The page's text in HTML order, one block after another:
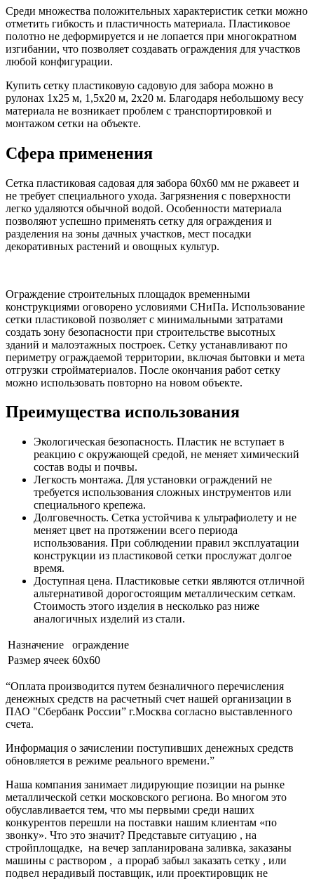
Среди множества положительных характеристик сетки можно
отметить гибкость и пластичность материала. Пластиковое
полотно не деформируется и не лопается при многократном
изгибании, что позволяет создавать ограждения для участков
любой конфигурации.
Купить сетку пластиковую садовую для забора можно в
рулонах 1х25 м, 1,5х20 м, 2х20 м. Благодаря небольшому весу
материала не возникает проблем с транспортировкой и
монтажом сетки на объекте.
Сфера применения
Сетка пластиковая садовая для забора 60х60 мм не ржавеет и
не требует специального ухода. Загрязнения с поверхности
легко удаляются обычной водой. Особенности материала
позволяют успешно применять сетку для ограждения и
разделения на зоны дачных участков, мест посадки
декоративных растений и овощных культур.
Ограждение строительных площадок временными
конструкциями оговорено условиями СНиПа. Использование
сетки пластиковой позволяет с минимальными затратами
создать зону безопасности при строительстве высотных
зданий и малоэтажных построек. Сетку устанавливают по
периметру ограждаемой территории, включая бытовки и мета
отгрузки стройматериалов. После окончания работ сетку
можно использовать повторно на новом объекте.
Преимущества использования
Экологическая безопасность. Пластик не вступает в
реакцию с окружающей средой, не меняет химический
состав воды и почвы.
Легкость монтажа. Для установки ограждений не
требуется использования сложных инструментов или
специального крепежа.
Долговечность. Сетка устойчива к ультрафиолету и не
меняет цвет на протяжении всего периода
использования. При соблюдении правил эксплуатации
конструкции из пластиковой сетки прослужат долгое
время.
Доступная цена. Пластиковые сетки являются отличной
альтернативой дорогостоящим металлическим сеткам.
Стоимость этого изделия в несколько раз ниже
аналогичных изделий из стали.
Назначение
ограждение
Размер ячеек 60х60
“Оплата производится путем безналичного перечисления
денежных средств на расчетный счет нашей организации в
ПАО "Сбербанк России” г.Москва согласно выставленного
счета.
Информация о зачислении поступивших денежных средств
обновляется в режиме реального времени.”
Наша компания занимает лидирующие позиции на рынке
металлической сетки московского региона. Во многом это
обуславливается тем, что мы первыми среди наших
конкурентов перешли на поставки нашим клиентам «по
звонку». Что это значит? Представьте ситуацию , на
стройплощадке, на вечер запланирована заливка, заказаны
машины с раствором , а прораб забыл заказать сетку , или
подвел нерадивый поставщик, или проектировщик не